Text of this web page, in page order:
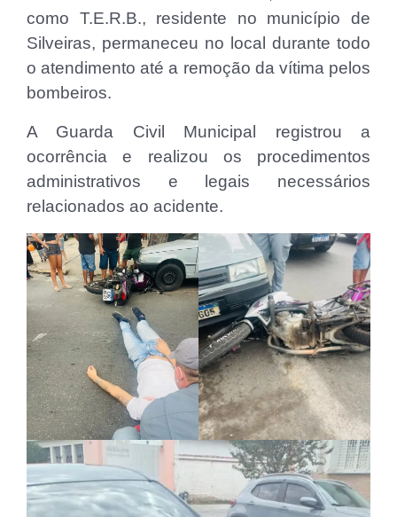
como T.E.R.B., residente no município de
Silveiras, permaneceu no local durante todo
o atendimento até a remoção da vítima pelos
bombeiros.
A Guarda Civil Municipal registrou a
ocorrência e realizou os procedimentos
administrativos e legais necessários
relacionados ao acidente.